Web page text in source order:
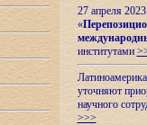
27 апреля
«
институтами
уточняют
научного
>>>